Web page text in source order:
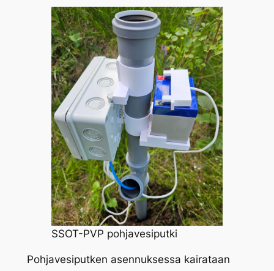
SSOT-PVP pohjavesiputki
Pohjavesiputken asennuksessa kairataan